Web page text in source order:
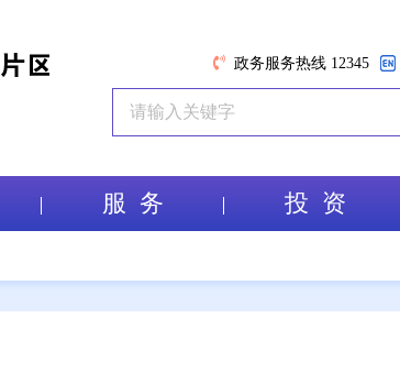
政务服务热线 12345
服 务 投 资